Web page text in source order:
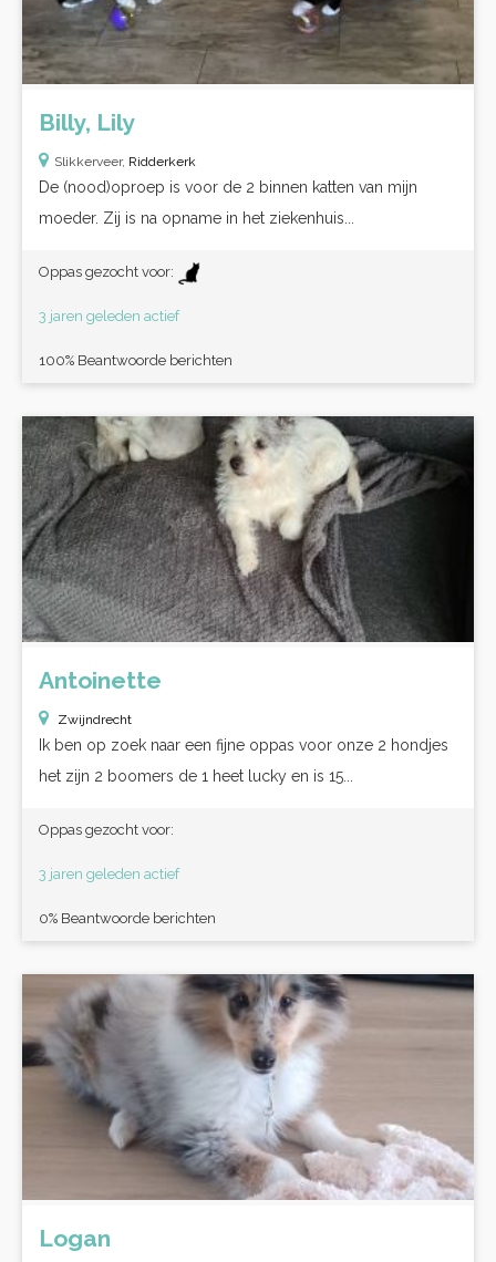
Billy, Lily
Slikkerveer, Ridderkerk
De (nood)oproep is voor de 2 binnen katten van mijn
moeder. Zij is na opname in het ziekenhuis...
Oppas gezocht voor:
3 jaren geleden actief
100% Beantwoorde berichten
Antoinette
Zwijndrecht
Ik ben op zoek naar een fijne oppas voor onze 2 hondjes
het zijn 2 boomers de 1 heet lucky en is 15...
Oppas gezocht voor:
3 jaren geleden actief
0% Beantwoorde berichten
Logan